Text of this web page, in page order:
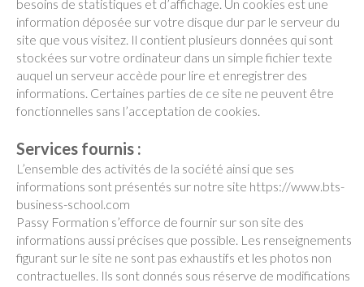
besoins de statistiques et d’affichage. Un cookies est une
information déposée sur votre disque dur par le serveur du
site que vous visitez. Il contient plusieurs données qui sont
stockées sur votre ordinateur dans un simple fichier texte
auquel un serveur accède pour lire et enregistrer des
informations. Certaines parties de ce site ne peuvent être
fonctionnelles sans l’acceptation de cookies.
Services fournis :
L’ensemble des activités de la société ainsi que ses
informations sont présentés sur notre site https://www.bts-
business-school.com
Passy Formation s’efforce de fournir sur son site des
informations aussi précises que possible. Les renseignements
figurant sur le site ne sont pas exhaustifs et les photos non
contractuelles. Ils sont donnés sous réserve de modifications